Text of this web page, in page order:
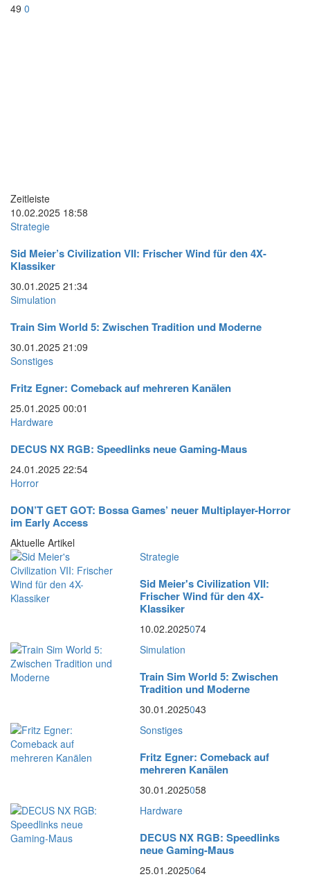
49 0
Zeitleiste
10.02.2025 18:58
Strategie
Sid Meier’s Civilization VII: Frischer Wind für den 4X-
Klassiker
30.01.2025 21:34
Simulation
Train Sim World 5: Zwischen Tradition und Moderne
30.01.2025 21:09
Sonstiges
Fritz Egner: Comeback auf mehreren Kanälen
25.01.2025 00:01
Hardware
DECUS NX RGB: Speedlinks neue Gaming-Maus
24.01.2025 22:54
Horror
DON’T GET GOT: Bossa Games’ neuer Multiplayer-Horror
im Early Access
Aktuelle Artikel
Strategie
Sid Meier's Civilization VII:
Frischer Wind für den 4X-
Klassiker
10.02.2025074
Simulation
Train Sim World 5: Zwischen
Tradition und Moderne
30.01.2025043
Sonstiges
Fritz Egner: Comeback auf
mehreren Kanälen
30.01.2025058
Hardware
DECUS NX RGB: Speedlinks
neue Gaming-Maus
25.01.2025064